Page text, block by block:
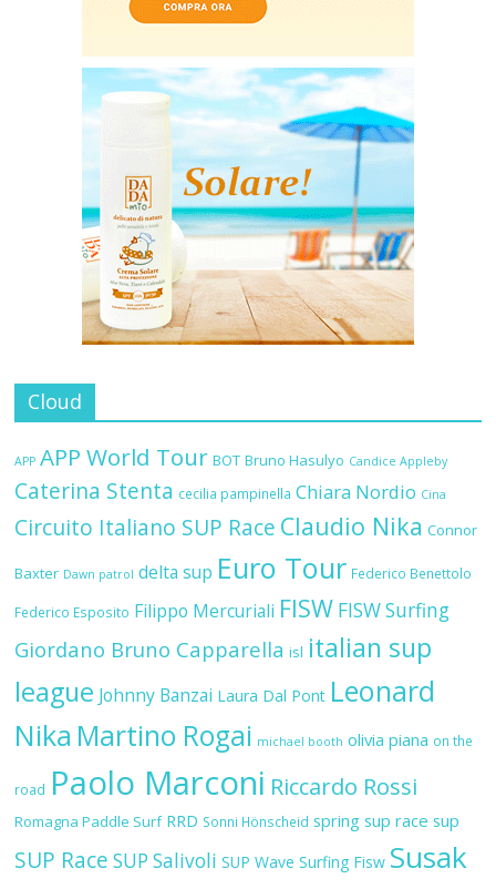
Cloud
APP APP World Tour BOT Bruno Hasulyo Candice Appleby
Caterina Stenta cecilia pampinella Chiara Nordio Cina
Circuito Italiano SUP Race Claudio Nika Connor
Baxter Dawn patrol delta sup Euro Tour Federico Benettolo
Federico Esposito Filippo Mercuriali FISW FISW Surfing
Giordano Bruno Capparella isl italian sup
league Johnny Banzai Laura Dal Pont Leonard
Nika Martino Rogai michael booth olivia piana on the
road Paolo Marconi Riccardo Rossi
Romagna Paddle Surf RRD Sonni Hönscheid spring sup race sup
SUP Race SUP Salivoli SUP Wave Surfing Fisw Susak